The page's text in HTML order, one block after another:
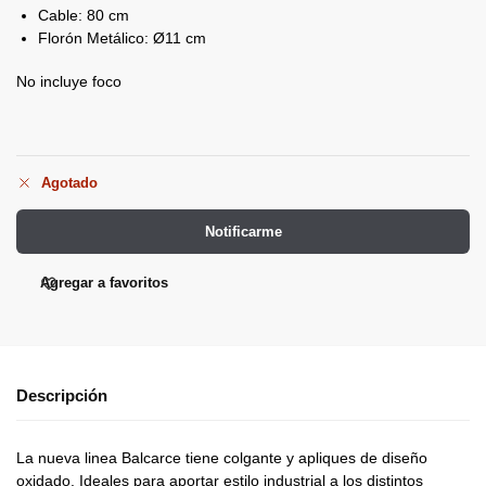
Cable: 80 cm
Florón Metálico: Ø11 cm
No incluye foco
Agotado
Notificarme
Agregar a favoritos
Descripción
La nueva linea Balcarce tiene colgante y apliques de diseño
oxidado. Ideales para aportar estilo industrial a los distintos